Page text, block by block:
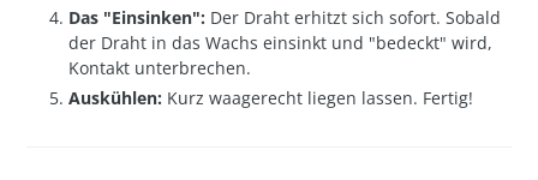
Das "Einsinken": Der Draht erhitzt sich sofort. Sobald
der Draht in das Wachs einsinkt und "bedeckt" wird,
Kontakt unterbrechen.
Auskühlen: Kurz waagerecht liegen lassen. Fertig!